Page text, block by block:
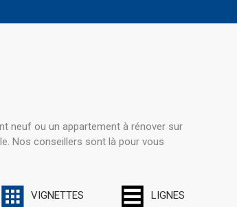
neuf ou un appartement à rénover sur
Nos conseillers sont là pour vous
VIGNETTES LIGNES